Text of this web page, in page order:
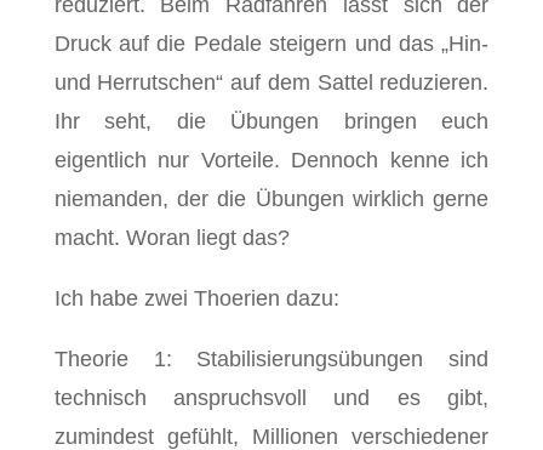
reduziert. Beim Radfahren lässt sich der
Druck auf die Pedale steigern und das „Hin-
und Herrutschen“ auf dem Sattel reduzieren.
Ihr seht, die Übungen bringen euch
eigentlich nur Vorteile. Dennoch kenne ich
niemanden, der die Übungen wirklich gerne
macht. Woran liegt das?
Ich habe zwei Thoerien dazu:
Theorie 1: Stabilisierungsübungen sind
technisch anspruchsvoll und es gibt,
zumindest gefühlt, Millionen verschiedener